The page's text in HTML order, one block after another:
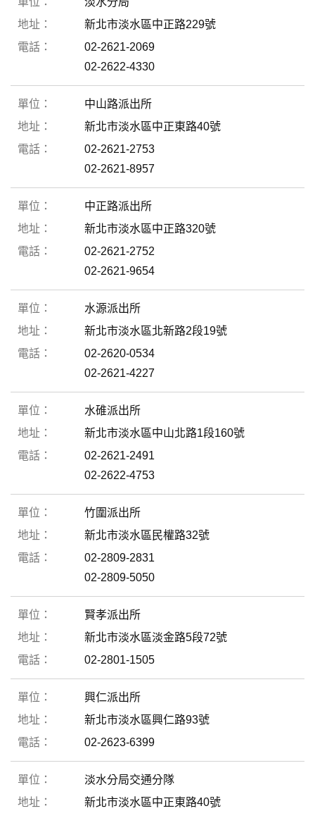
新北市淡水區中正路229號
02-2621-2069
02-2622-4330
中山路派出所
新北市淡水區中正東路40號
02-2621-2753
02-2621-8957
中正路派出所
新北市淡水區中正路320號
02-2621-2752
02-2621-9654
水源派出所
新北市淡水區北新路2段19號
02-2620-0534
02-2621-4227
水碓派出所
新北市淡水區中山北路1段160號
02-2621-2491
02-2622-4753
竹圍派出所
新北市淡水區民權路32號
02-2809-2831
02-2809-5050
賢孝派出所
新北市淡水區淡金路5段72號
02-2801-1505
興仁派出所
新北市淡水區興仁路93號
02-2623-6399
淡水分局交通分隊
新北市淡水區中正東路40號